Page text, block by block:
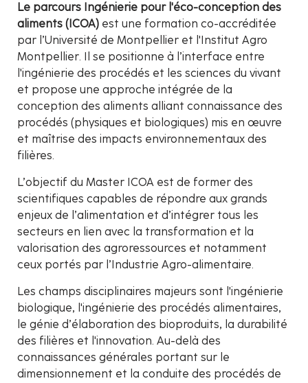
Le parcours Ingénierie pour l'éco-conception des
aliments (ICOA) est une formation co-accréditée
par l’Université de Montpellier et l'Institut Agro
Montpellier. Il se positionne à l’interface entre
l'ingénierie des procédés et les sciences du vivant
et propose une approche intégrée de la
conception des aliments alliant connaissance des
procédés (physiques et biologiques) mis en œuvre
et maîtrise des impacts environnementaux des
filières.
L’objectif du Master ICOA est de former des
scientifiques capables de répondre aux grands
enjeux de l’alimentation et d’intégrer tous les
secteurs en lien avec la transformation et la
valorisation des agroressources et notamment
ceux portés par l’Industrie Agro-alimentaire.
Les champs disciplinaires majeurs sont l'ingénierie
biologique, l'ingénierie des procédés alimentaires,
le génie d’élaboration des bioproduits, la durabilité
des filières et l'innovation. Au-delà des
connaissances générales portant sur le
dimensionnement et la conduite des procédés de